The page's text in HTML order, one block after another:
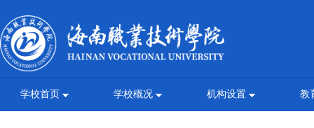
学校首页 学校概况 机构设置 教